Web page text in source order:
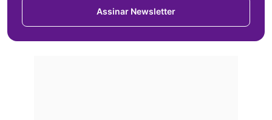
Assinar Newsletter